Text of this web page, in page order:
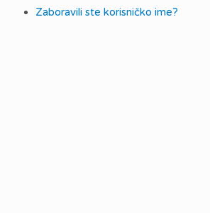
Zaboravili ste korisničko ime?